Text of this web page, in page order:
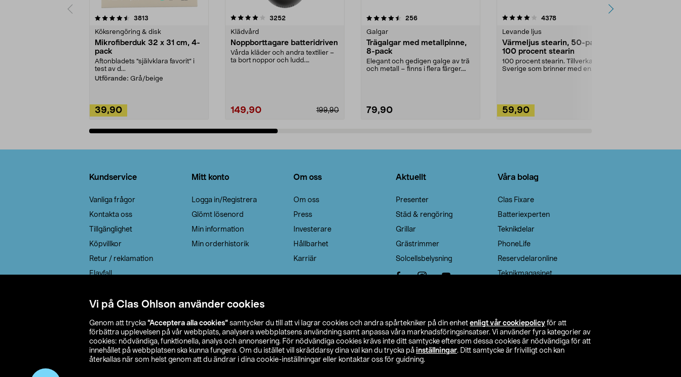
Vi på Clas Ohlson använder cookies
Genom att trycka ”Acceptera alla cookies” samtycker du till att vi lagrar cookies och andra spårtekniker på din enhet enligt vår cookiepolicy för att
förbättra upplevelsen på vår webbplats, analysera webbplatsens användning samt anpassa våra marknadsföringsinsatser. Vi använder fyra kategorier av
cookies: nödvändiga, funktionella, analys och annonsering. För nödvändiga cookies krävs inte ditt samtycke eftersom dessa cookies är nödvändiga för att
innehållet på webbplatsen ska kunna fungera. Om du istället vill skräddarsy dina val kan du trycka på inställningar. Ditt samtycke är frivilligt och kan
återkallas när som helst genom att du ändrar i dina cookie-inställningar eller kontaktar oss för guidning.
3813
Köksrengöring & disk
Mikrofiberduk 32 x 31 cm, 4-
pack
Aftonbladets "självklara favorit” i
test av d...
Utförande: Grå/beige
39,90
4.0av 5 stjärnor 3252
Klädvård
Noppborttagare batteridriven
Vårda kläder och andra textilier –
ta bort noppor och ludd.
199,90
149,90
4.5av 5 stjärnor 256recensioner
Galgar
Trägalgar med metallpinne,
8-pack
Elegant och gedigen galge av trä
och metall – finns i flera färger.
79,90
4.0av 5 stjärnor 4378recensioner
Levande ljus
Värmeljus stearin, 50-pack,
100 procent stearin
100 procent stearin. Tillverkade i
Sverige som brinner med en
59,90
4.5av 5 stjärnor
Kundservice
Vanliga frågor
Kontakta oss
Tillgänglighet
Köpvillkor
Retur / reklamation
Elavfall
Leveransalternativ
Mitt konto
Logga in/Registrera
Glömt lösenord
Min information
Min orderhistorik
Om oss
Om oss
Press
Investerare
Hållbarhet
Karriär
Aktuellt
Presenter
Städ & rengöring
Grillar
Grästrimmer
Solcellsbelysning
Våra bolag
Clas Fixare
Batteriexperten
Teknikdelar
PhoneLife
Reservdelaronline
Teknikmagasinet